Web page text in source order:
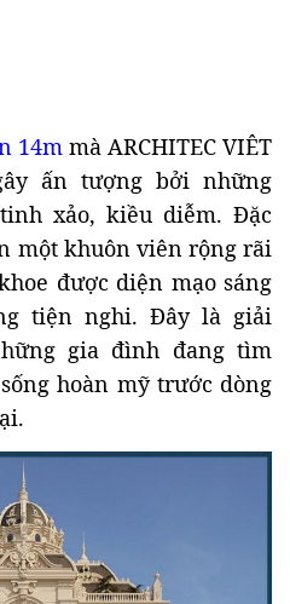
14m mà ARCHITEC VIÊT
ấn tượng bởi những
xảo, kiều diễm. Đặc
một khuôn viên rộng rãi
được diện mạo sáng
tiện nghi. Đây là giải
gia đình đang tìm
hoàn mỹ trước dòng